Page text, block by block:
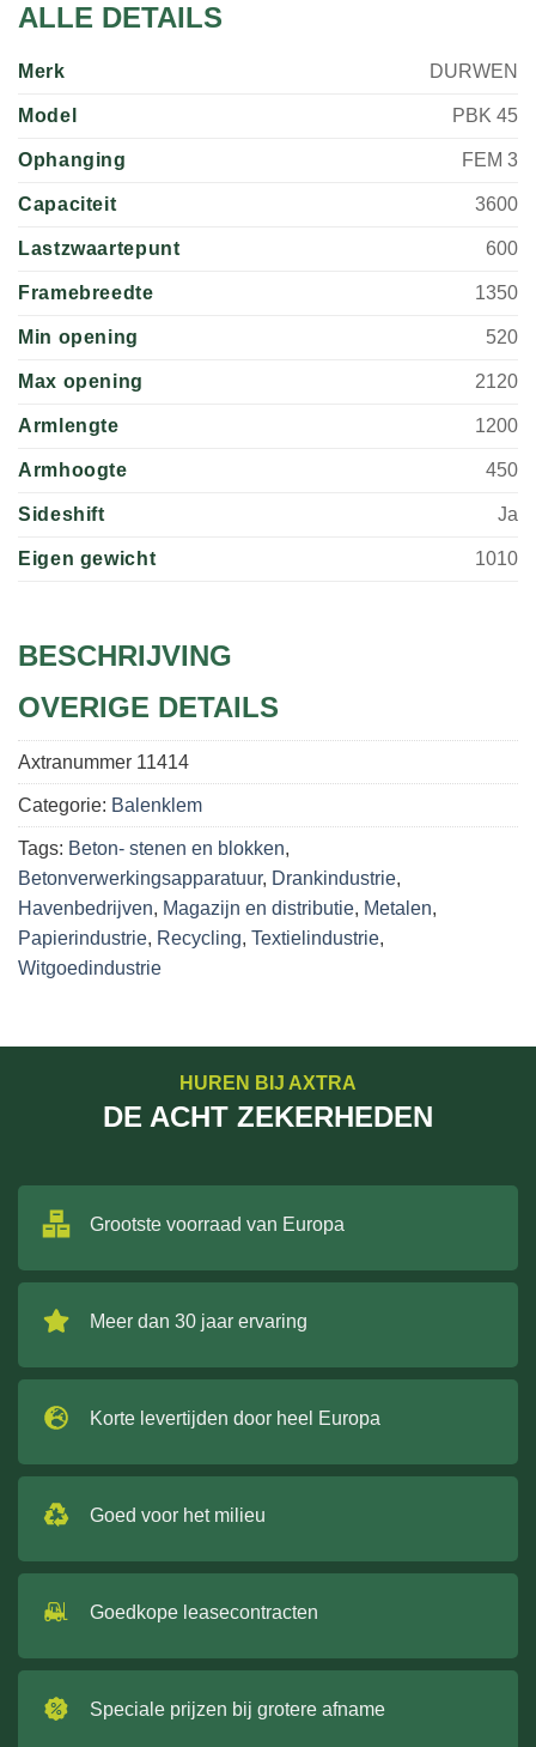
ALLE DETAILS
Merk DURWEN
Model PBK 45
Ophanging FEM 3
Capaciteit 3600
Lastzwaartepunt 600
Framebreedte 1350
Min opening 520
Max opening 2120
Armlengte 1200
Armhoogte 450
Sideshift Ja
Eigen gewicht 1010
BESCHRIJVING
OVERIGE DETAILS
Axtranummer 11414
Categorie: Balenklem
Tags: Beton- stenen en blokken,
Betonverwerkingsapparatuur, Drankindustrie,
Havenbedrijven, Magazijn en distributie, Metalen,
Papierindustrie, Recycling, Textielindustrie,
Witgoedindustrie
HUREN BIJ AXTRA
DE ACHT ZEKERHEDEN
Grootste voorraad van Europa
Meer dan 30 jaar ervaring
Korte levertijden door heel Europa
Goed voor het milieu
Goedkope leasecontracten
Speciale prijzen bij grotere afname